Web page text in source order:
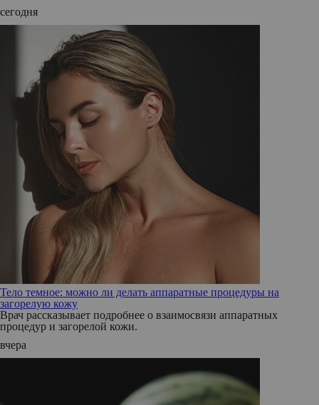
сегодня
Тело темное: можно ли делать аппаратные процедуры на
загорелую кожу
Врач рассказывает подробнее о взаимосвязи аппаратных
процедур и загорелой кожи.
вчера